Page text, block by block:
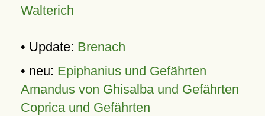
Walterich
• Update: Brenach
• neu: Epiphanius und Gefährten
Amandus von Ghisalba und Gefährten
Coprica und Gefährten